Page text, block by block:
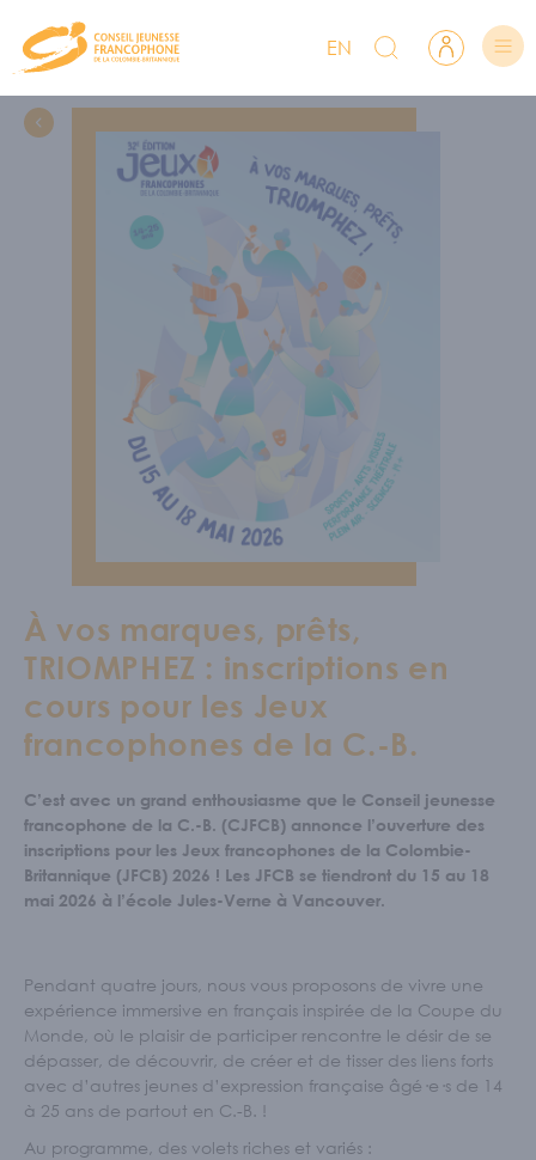
CJFCB EN Rechercher sur CJFCB
Se connecter
Suis-nous Lien Facebook du CJFCBLien Instagram du CJFCBLien YouTube du CJFCB
NOUS CONNAÎTRE
CA et équipe
PROGRAMMATION
NOS RESSOURCES
Sécurité linguistique
Postsecondaire
Écoles et personnel enseignant
S'IMPLIQUER
Nos membres
Nos comités
Programme Connecte
ACTUALITÉS
À vos marques, prêts,
TRIOMPHEZ : inscriptions en
cours pour les Jeux
francophones de la C.-B.
C’est avec un grand enthousiasme que le Conseil jeunesse
francophone de la C.-B. (CJFCB) annonce l’ouverture des
inscriptions pour les Jeux francophones de la Colombie-
Britannique (JFCB) 2026 ! Les JFCB se tiendront du 15 au 18
mai 2026 à l’école Jules-Verne à Vancouver.
Pendant quatre jours, nous vous proposons de vivre une
expérience immersive en français inspirée de la Coupe du
Monde, où le plaisir de participer rencontre le désir de se
dépasser, de découvrir, de créer et de tisser des liens forts
avec d’autres jeunes d’expression française âgé·e·s de 14
à 25 ans de partout en C.-B. !
Au programme, des volets riches et variés :